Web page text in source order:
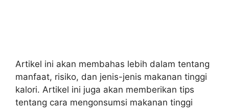
Artikel ini akan membahas lebih dalam tentang
manfaat, risiko, dan jenis-jenis makanan tinggi
kalori. Artikel ini juga akan memberikan tips
tentang cara mengonsumsi makanan tinggi